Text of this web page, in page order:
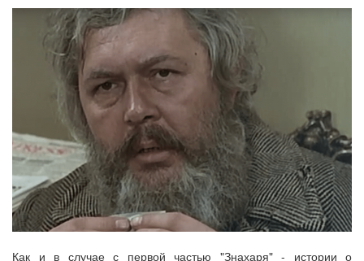
Как и в случае с первой частью "Знахаря" - истории о